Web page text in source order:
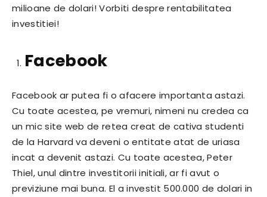
milioane de dolari! Vorbiti despre rentabilitatea
investitiei!
Facebook
Facebook ar putea fi o afacere importanta astazi.
Cu toate acestea, pe vremuri, nimeni nu credea ca
un mic site web de retea creat de cativa studenti
de la Harvard va deveni o entitate atat de uriasa
incat a devenit astazi. Cu toate acestea, Peter
Thiel, unul dintre investitorii initiali, ar fi avut o
previziune mai buna. El a investit 500.000 de dolari in